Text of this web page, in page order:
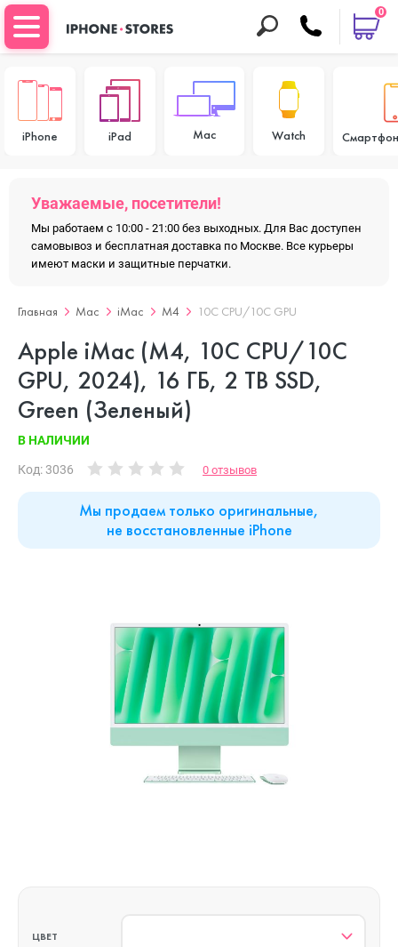
0
iPhone iPad Mac Watch
Уважаемые, посетители!
Мы работаем с 10:00 - 21:00 без выходных. Для Вас доступен
самовывоз и бесплатная доставка по Москве. Все курьеры
имеют маски и защитные перчатки.
Главная Mac iMac M4 10C CPU/10C GPU
Apple iMac (M4, 10C CPU/10C
GPU, 2024), 16 ГБ, 2 TB SSD,
Green (Зеленый)
В НАЛИЧИИ
Код: 3036 0 отзывов
Мы продаем только оригинальные,
не восстановленные iPhone
ЦВЕТ